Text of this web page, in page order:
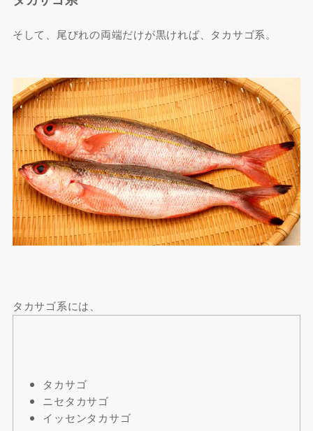
そして、尾びれの両端だけが黒ければ、タカサゴ系。
タカサゴ系には、
タカサゴ
ニセタカサゴ
イッセンタカサゴ